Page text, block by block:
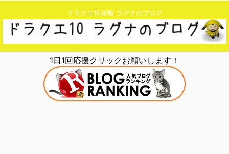
ドラクエ10攻略 ラグナのブログ
1日1回応援クリックお願いします！